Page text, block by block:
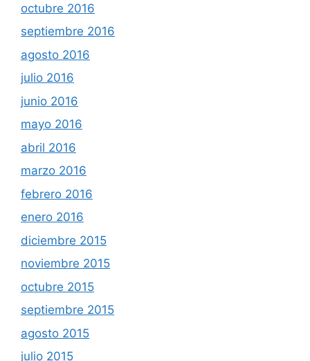
octubre 2016
septiembre 2016
agosto 2016
julio 2016
junio 2016
mayo 2016
abril 2016
marzo 2016
febrero 2016
enero 2016
diciembre 2015
noviembre 2015
octubre 2015
septiembre 2015
agosto 2015
julio 2015